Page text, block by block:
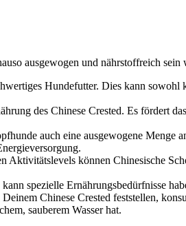
aus­ge­wo­gen und nähr­stoff­reich
Hun­de­fut­ter. Dies kann
des Chi­ne­se Crested. Es för­dert
auch eine aus­ge­wo­ge­ne
Akti­vi­täts­le­vels kön­nen Chi­ne­si­sche
spe­zi­el­le Ernäh­rungs­be­dürf­nis­se
Chi­ne­se Crested fest­stel­len,
sau­be­rem Was­ser hat.